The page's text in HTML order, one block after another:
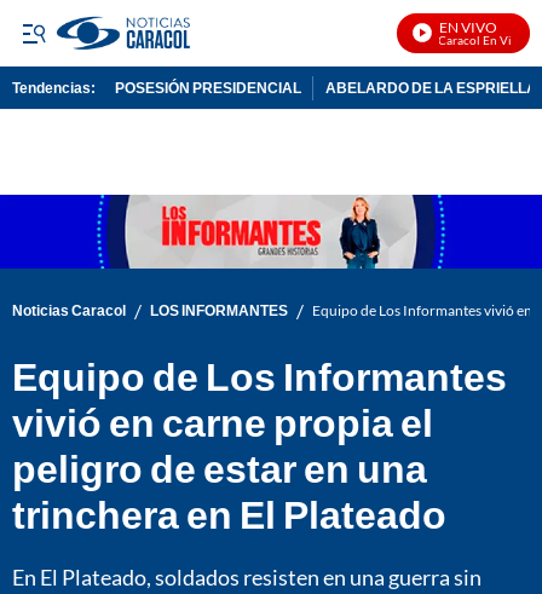
EN VIVO
Noticias Caracol En Vivo
Tendencias: POSESIÓN PRESIDENCIAL ABELARDO DE LA ESPRIELLA
Noticias Caracol / LOS INFORMANTES / Equipo de Los Informantes vivió en
Equipo de Los Informantes
vivió en carne propia el
peligro de estar en una
trinchera en El Plateado
En El Plateado, soldados resisten en una guerra sin